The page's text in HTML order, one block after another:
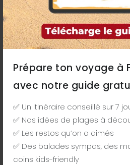
Prépare ton voyage à
avec notre guide
✅ Un itinéraire conseillé sur 7
✅ Nos idées de plages à
✅ Les restos qu’on a aimés
✅ Des balades sympas, des
coins kids-friendly
bons plans et astuces avec
fuerteventura.fr
Notre maison de Lajaresest
ou à la location lorsque nous
Pensez à rejoindre notre